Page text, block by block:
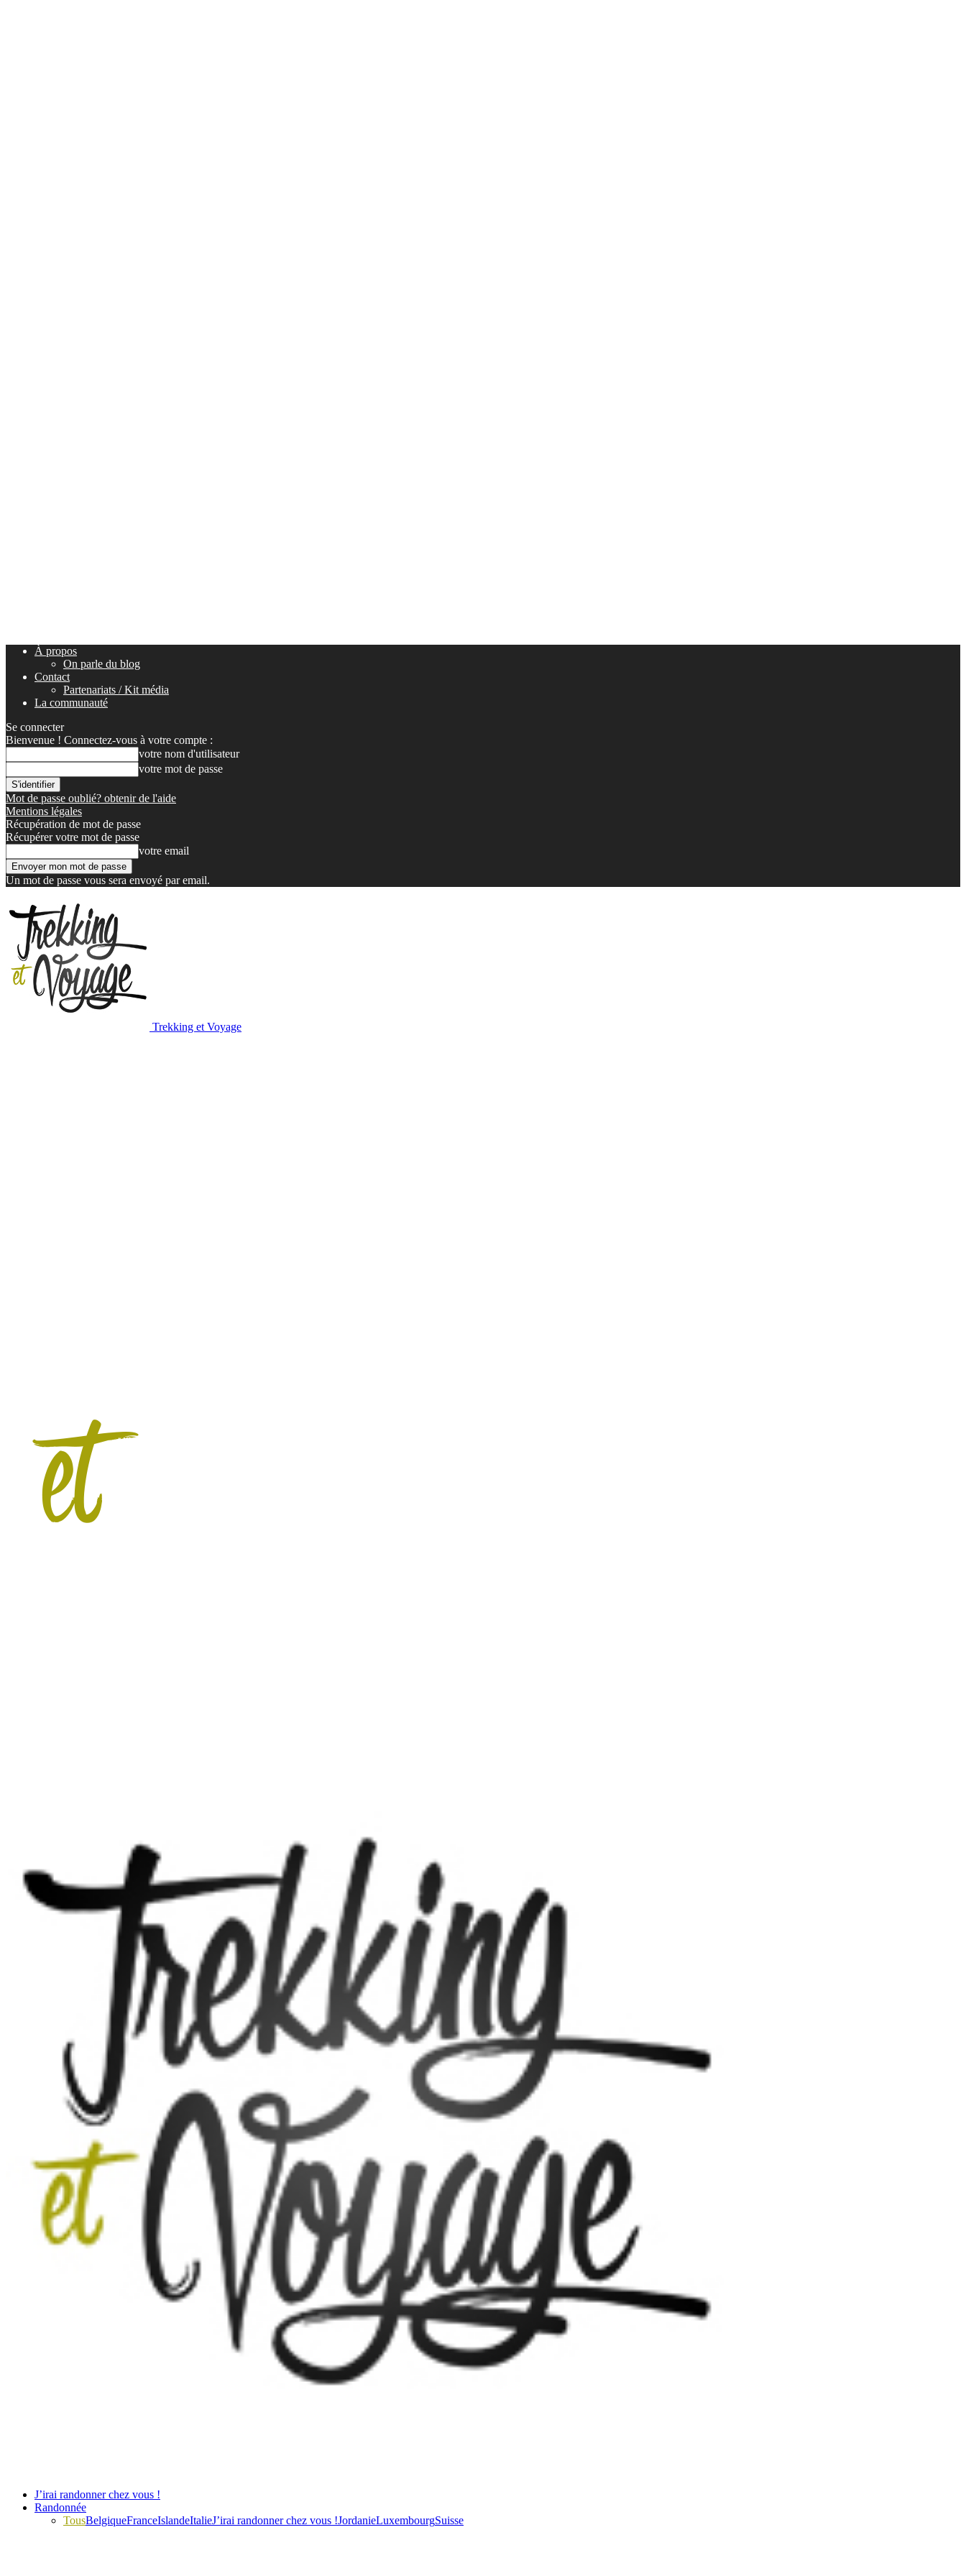
À propos
On parle du blog
Contact
Partenariats / Kit média
La communauté
Se connecter
Bienvenue ! Connectez-vous à votre compte :
votre nom d'utilisateur
votre mot de passe
Mot de passe oublié? obtenir de l'aide
Mentions légales
Récupération de mot de passe
Récupérer votre mot de passe
votre email
Un mot de passe vous sera envoyé par email.
Trekking et Voyage
J’irai randonner chez vous !
Randonnée
TousBelgiqueFranceIslandeItalieJ’irai randonner chez vous !JordanieLuxembourgSuisse